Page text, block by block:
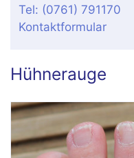
Tel: (0761) 791170
Kontaktformular
Hühnerauge